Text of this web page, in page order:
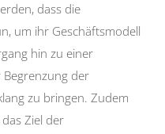
dass die
um ihr Geschäftsmodell
hin zu einer
der
zu bringen. Zudem
Ziel der